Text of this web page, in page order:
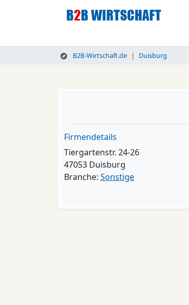
B2B-Wirtschaft.de Duisburg
Firmendetails
Tiergartenstr. 24-26
47053 Duisburg
Branche: Sonstige